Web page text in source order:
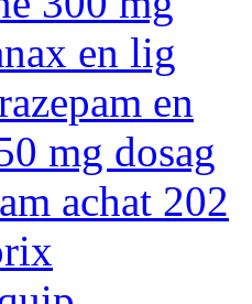
en lig
en
mg dosag
achat 202